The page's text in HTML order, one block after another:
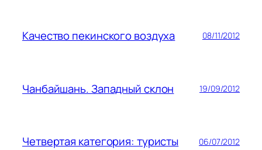
Качество пекинского воздуха 08/11/2012
Чанбайшань. Западный склон 19/09/2012
Четвертая категория: туристы 06/07/2012